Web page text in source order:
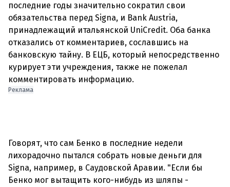
последние годы значительно сократил свои
обязательства перед Signa, и Bank Austria,
принадлежащий итальянской UniCredit. Оба банка
отказались от комментариев, сославшись на
банковскую тайну. В ЕЦБ, который непосредственно
курирует эти учреждения, также не пожелал
Реклама
Говорят, что сам Бенко в последние недели
лихорадочно пытался собрать новые деньги для
Signa, например, в Саудовской Аравии. "Если бы
Бенко мог вытащить кого-нибудь из шляпы -